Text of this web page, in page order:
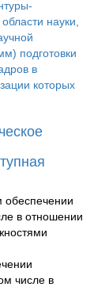
науки,
подготовки
в
которых
обеспечении
в отношении
числе в